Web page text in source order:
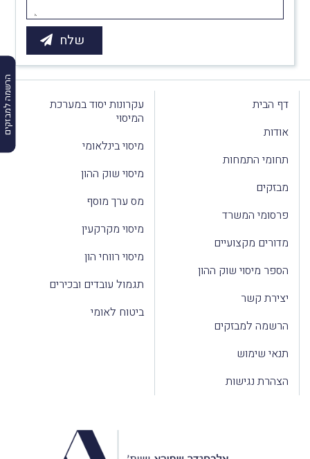
הרשמה למבזקים
דף הבית
אודות
תחומי התמחות
מבזקים
פרסומי המשרד
מדורים מקצועיים
הספר מיסוי שוק ההון
יצירת קשר
הרשמה למבזקים
תנאי שימוש
הצהרת נגישות
עקרונות יסוד במערכת
המיסוי
מיסוי בינלאומי
מיסוי שוק ההון
מס ערך מוסף
מיסוי מקרקעין
מיסוי רווחי הון
תגמול עובדים ובכירים
ביטוח לאומי